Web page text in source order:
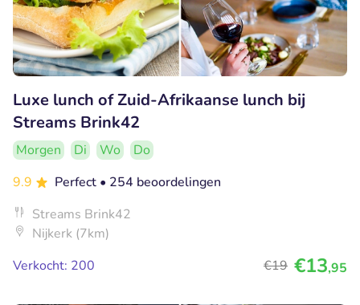
Luxe lunch of Zuid-Afrikaanse lunch bij
Streams Brink42
Morgen Di Wo
Do
9.9
Perfect • 254 beoordelingen
Streams Brink42
Nijkerk (7km)
Verkocht: 200
€19 €13,95